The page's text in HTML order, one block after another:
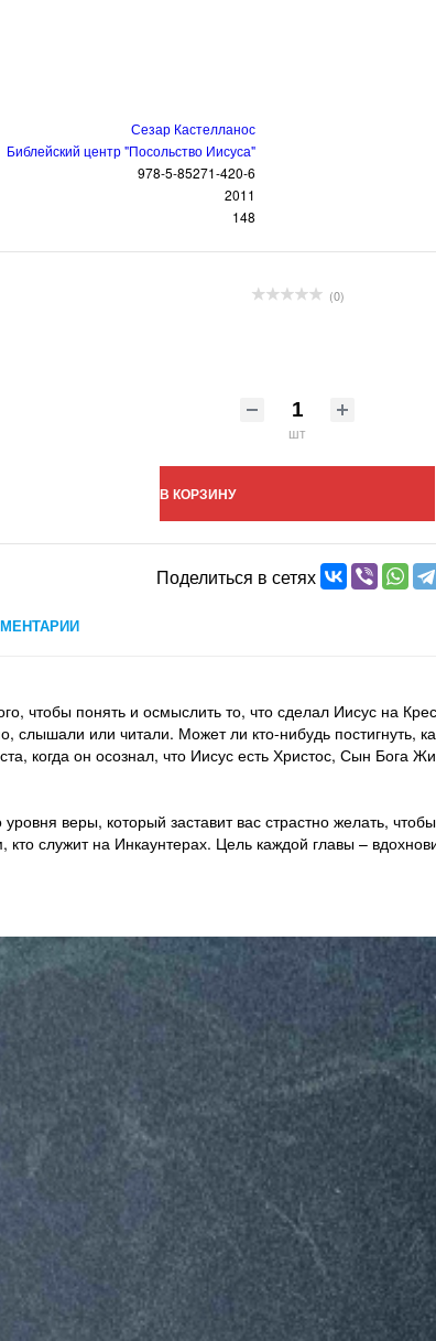
Сезар Кастелланос
Библейский центр "Посольство Иисуса"
978-5-85271-420-6
2011
148
(0)
шт
В КОРЗИНУ
Поделиться в сетях
чтобы понять и осмыслить то, что сделал Иисус на
слышали или читали. Может ли кто-нибудь постигнуть,
когда он осознал, что Иисус есть Христос, Сын Бога
веры, который заставит вас страстно желать,
служит на Инкаунтерах. Цель каждой главы –